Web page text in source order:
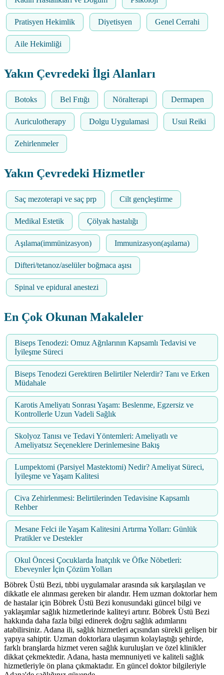
Pratisyen Hekimlik Diyetisyen Genel Cerrahi
Aile Hekimliği
Yakın Çevredeki İlgi Alanları
Botoks Bel Fıtığı Nöralterapi Dermapen
Auriculotherapy Dolgu Uygulamasi Usui Reiki
Zehirlenmeler
Yakın Çevredeki Hizmetler
Saç mezoterapi ve saç prp Cilt gençleştirme
Medikal Estetik Çölyak hastalığı
Aşılama(immünizasyon) Immunizasyon(aşılama)
Difteri/tetanoz/aselüler boğmaca aşısı
Spinal ve epidural anestezi
En Çok Okunan Makaleler
Biseps Tenodezi: Omuz Ağrılarının Kapsamlı Tedavisi ve
İyileşme Süreci
Biseps Tenodezi Gerektiren Belirtiler Nelerdir? Tanı ve Erken
Müdahale
Karotis Ameliyatı Sonrası Yaşam: Beslenme, Egzersiz ve
Kontrollerle Uzun Vadeli Sağlık
Skolyoz Tanısı ve Tedavi Yöntemleri: Ameliyatlı ve
Ameliyatsız Seçeneklere Derinlemesine Bakış
Lumpektomi (Parsiyel Mastektomi) Nedir? Ameliyat Süreci,
İyileşme ve Yaşam Kalitesi
Civa Zehirlenmesi: Belirtilerinden Tedavisine Kapsamlı
Rehber
Mesane Felci ile Yaşam Kalitesini Artırma Yolları: Günlük
Pratikler ve Destekler
Okul Öncesi Çocuklarda İnatçılık ve Öfke Nöbetleri:
Ebeveynler İçin Çözüm Yolları
Böbrek Üstü Bezi, tıbbi uygulamalar arasında sık karşılaşılan ve
dikkatle ele alınması gereken bir alandır. Hem uzman doktorlar hem
de hastalar için Böbrek Üstü Bezi konusundaki güncel bilgi ve
yaklaşımlar sağlık hizmetlerinde kaliteyi artırır. Böbrek Üstü Bezi
hakkında daha fazla bilgi edinerek doğru sağlık adımlarını
atabilirsiniz. Adana ili, sağlık hizmetleri açısından sürekli gelişen bir
yapıya sahiptir. Uzman doktorlara ulaşımın kolaylaştığı şehirde,
farklı branşlarda hizmet veren sağlık kuruluşları ve özel klinikler
dikkat çekmektedir. Adana, hasta memnuniyeti ve kaliteli sağlık
hizmetleriyle ön plana çıkmaktadır. En güncel doktor bilgileriyle